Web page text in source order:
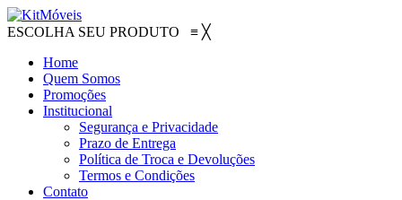
ESCOLHA SEU PRODUTO ≡ ╳
Home
Quem Somos
Promoções
Institucional
Segurança e Privacidade
Prazo de Entrega
Política de Troca e Devoluções
Termos e Condições
Contato